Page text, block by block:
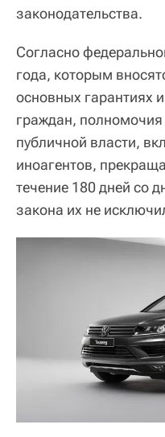
законодательства.
Согласно
года, которым
основных гарантиях
граждан, полномочия
публичной власти,
иноагентов,
течение 180 дней со
закона их не